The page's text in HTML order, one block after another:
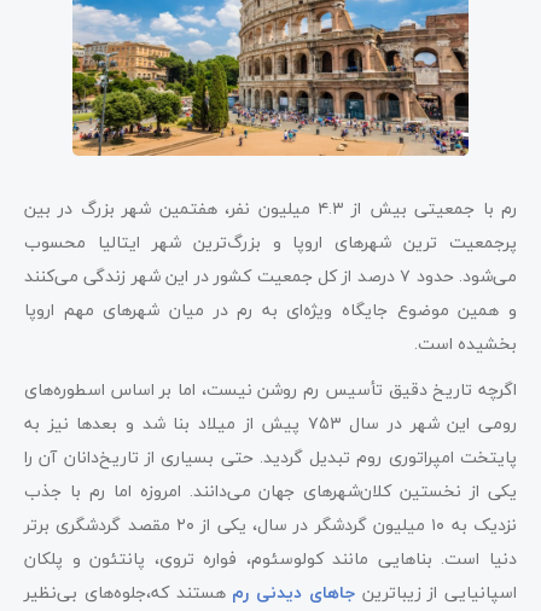
رم با جمعیتی بیش از ۴.۳ میلیون نفر، هفتمین شهر بزرگ در بین
پرجمعیت ترین شهرهای اروپا و بزرگ‌ترین شهر ایتالیا محسوب
می‌شود. حدود ۷ درصد از کل جمعیت کشور در این شهر زندگی می‌کنند
و همین موضوع جایگاه ویژه‌ای به رم در میان شهرهای مهم اروپا
بخشیده است.
اگرچه تاریخ دقیق تأسیس رم روشن نیست، اما بر اساس اسطوره‌های
رومی این شهر در سال ۷۵۳ پیش از میلاد بنا شد و بعدها نیز به
پایتخت امپراتوری روم تبدیل گردید. حتی بسیاری از تاریخ‌دانان آن را
یکی از نخستین کلان‌شهرهای جهان می‌دانند. امروزه اما رم با جذب
نزدیک به ۱۰ میلیون گردشگر در سال، یکی از ۲۰ مقصد گردشگری برتر
دنیا است. بناهایی مانند کولوسئوم، فواره تروی، پانتئون و پلکان
اسپانیایی از زیباترینجاهای دیدنی رم هستند که،جلوه‌های بی‌نظیر